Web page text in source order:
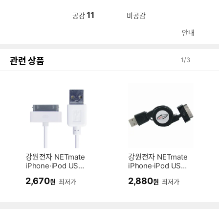
공감 11 비공감
안내
관련 상품 1/3
강원전자 NETmate
iPhone·iPod USB
케이블 New (1m)
2,670원 최저가
강원전자 NETmate
iPhone·iPod USB
김 Dock 블랙 케이
2,880원 최저가